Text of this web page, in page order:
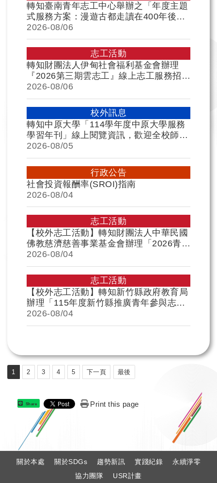
轉知臺南青年志工中心舉辦之「年度主題
式服務方案：漫遊古都走讀在400年後」
服務及相關培訓，歡迎各位學生踴躍報名
參加，請 查照
2026-08/06
志工活動
轉知財團法人伊甸社會福利基金會辦理
『2026第三期雲志工』線上志工服務招
募，歡迎各位學生踴躍報名參加，請 查
照。
2026-08/06
校外訊息
轉知中原大學「114學年度中原大學服務
學習年刊」線上閱覽資訊，歡迎全校師生
踴躍點閱，一同閱讀精彩成果，感受實踐
帶來的影響力!
2026-08/05
行政公告
社會投資報酬率(SROI)指南
2026-08/04
志工活動
【校外志工活動】轉知財團法人中華民國
佛教慈濟慈善事業基金會辦理「2026青年
知光柬埔寨華語國際伴學大學伴計畫」青
年志工招募，歡迎各位同學踴躍報名參
加，請 查照
2026-08/04
志工活動
【校外志工活動】轉知新竹縣政府教育局
辦理「115年度新竹縣推廣青年參與志願
服務-動物守護大行動、橫山秘境古道修
復行動」，歡迎各位同學踴躍報名參加，
2026-08/04
1 2 3 4 5 下一頁 最後
Share Print this page
關於本處 關於SDGs 趨勢新訊 實踐紀錄
永續淨零
協力團隊
USR計畫